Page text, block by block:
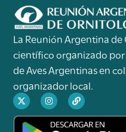
La Reunión Argentina
científico organizado
de Aves Argentinas en
organizador local.